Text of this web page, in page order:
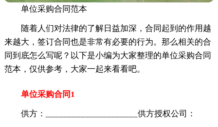
单位采购合同范本
随着人们对法律的了解日益加深，合同起到的作用越
来越大，签订合同也是非常有必要的行为。那么相关的合
同到底怎么写呢？以下是小编为大家整理的单位采购合同
范本，仅供参考，大家一起来看看吧。
单位采购合同1
供方：_____________________供方授权公司：